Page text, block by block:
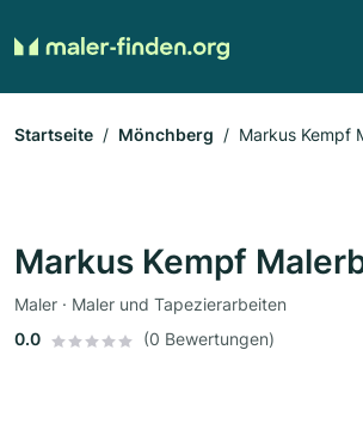
Startseite Mönchberg Markus Kempf
Markus Kempf
Maler · Maler und Tapezierarbeiten
0.0
(0 Bewertungen)